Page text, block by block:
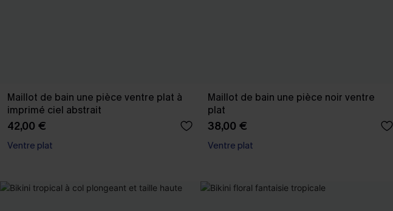
Maillot de bain une pièce ventre plat à
imprimé ciel abstrait
42,00 €
Ventre plat
Maillot de bain une pièce noir ventre
plat
38,00 €
Ventre plat